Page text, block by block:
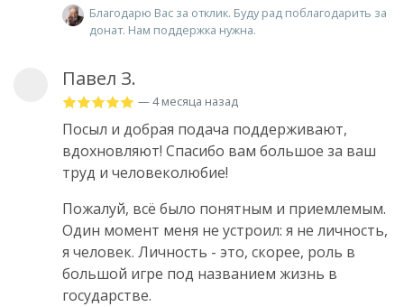
Благодарю Вас за отклик. Буду рад поблагодарить за
донат. Нам поддержка нужна.
Павел З.
— 4 месяца назад
Посыл и добрая подача поддерживают,
вдохновляют! Спасибо вам большое за ваш
труд и человеколюбие!
Пожалуй, всё было понятным и приемлемым.
Один момент меня не устроил: я не личность,
я человек. Личность - это, скорее, роль в
большой игре под названием жизнь в
государстве.